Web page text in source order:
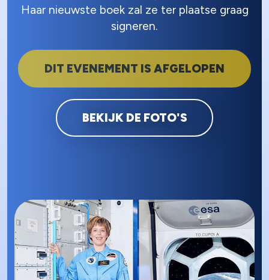
Haar nieuwste boek zal ze ter plaatse graag
signeren.
DIT EVENEMENT IS AFGELOPEN
BEKIJK DE FOTO'S